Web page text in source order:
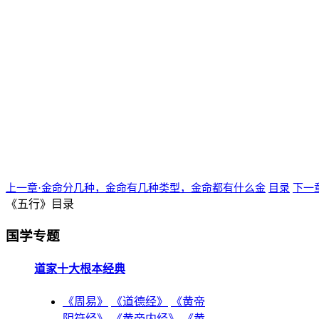
上一章·金命分几种，金命有几种类型，金命都有什么金 目录 下一
《五行》目录
国学专题
道家十大根本经典
《周易》 《道德经》
《黄帝